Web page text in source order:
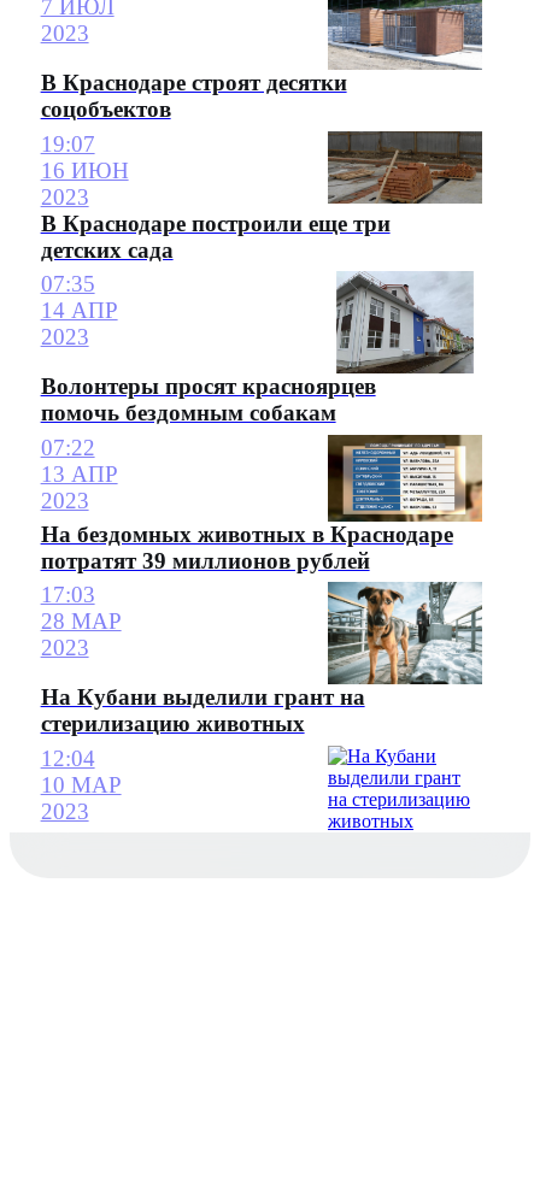
7 ИЮЛ
2023
В Краснодаре строят десятки
соцобъектов
19:07
16 ИЮН
2023
В Краснодаре построили еще три
детских сада
07:35
14 АПР
2023
Волонтеры просят красноярцев
помочь бездомным собакам
07:22
13 АПР
2023
На бездомных животных в Краснодаре
потратят 39 миллионов рублей
17:03
28 МАР
2023
На Кубани выделили грант на
стерилизацию животных
12:04
10 МАР
2023